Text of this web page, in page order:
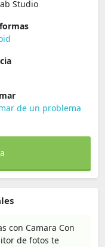
Studio
de un problema
con Camara Con
de fotos te